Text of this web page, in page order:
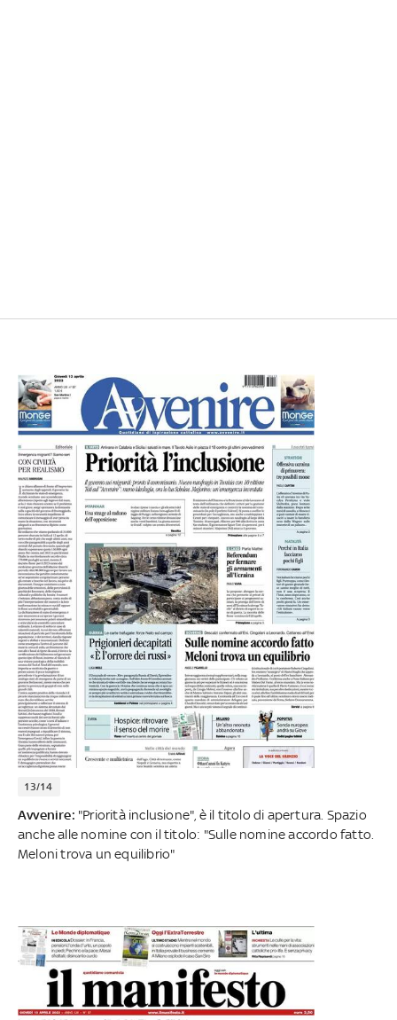
13/14
Avvenire: "Priorità inclusione", è il titolo di apertura. Spazio
anche alle nomine con il titolo: "Sulle nomine accordo fatto.
Meloni trova un equilibrio"